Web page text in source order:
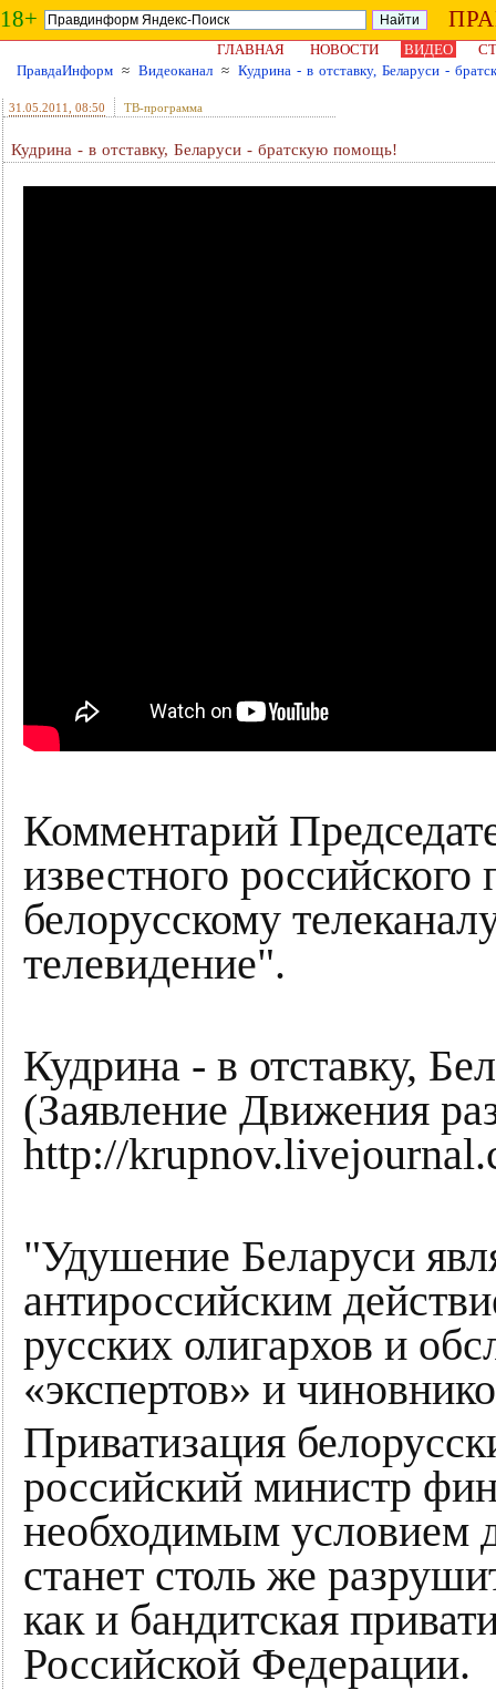
18+
ГЛАВНАЯ НОВОСТИ ВИДЕО
ПравдаИнформ ≈ Видеоканал ≈ Кудрина - в отставку, Беларуси -
31.05.2011 , 08:50 ТВ-программа
Кудрина - в отставку, Беларуси - братскую помощь!
Комментарий
известного
белорусскому
телевидение".
Кудрина - в отставку,
(Заявление Движения
http://
"Удушение Беларуси
антироссийским
русских олигархов и
«экспертов» и
Приватизация
российский министр
необходимым условием
станет столь же
как и бандитская
Российской Федерации.